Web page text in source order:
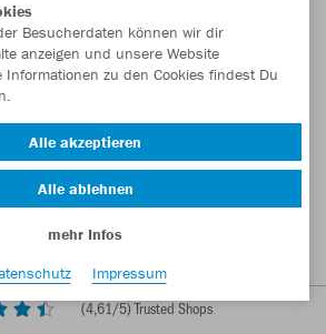
(4,61/5) Trusted Shops
Besucherdaten können wir dir
anzeigen und unsere Website
Informationen zu den Cookies findest Du
Alle akzeptieren
Alle ablehnen
mehr Infos
Impressum